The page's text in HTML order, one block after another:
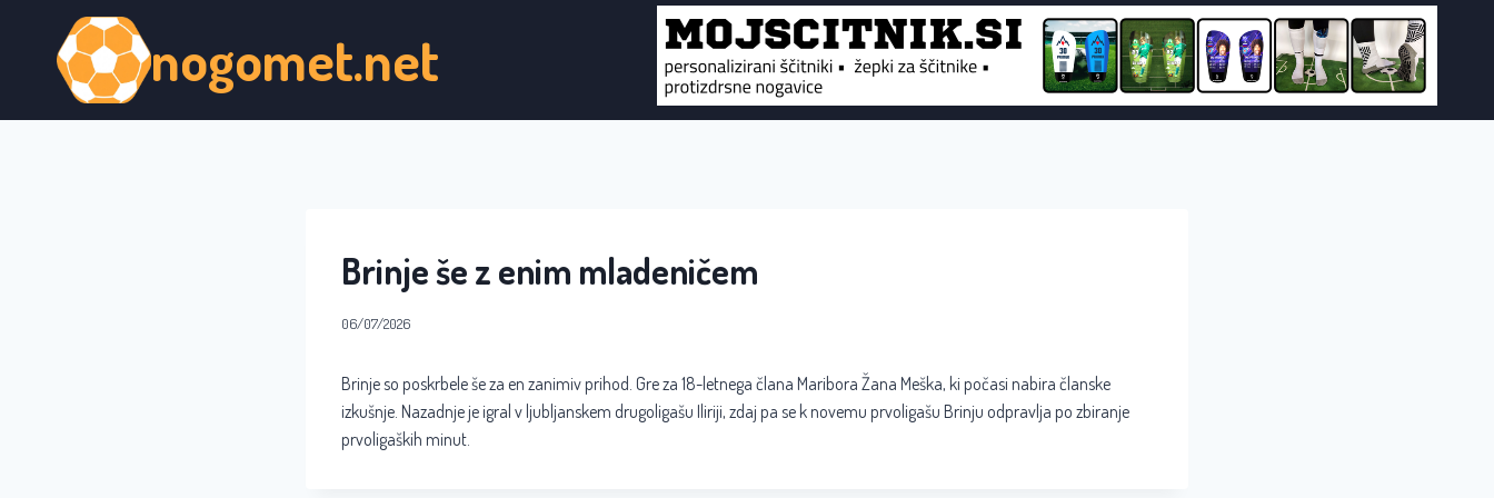
nogomet.net
Brinje še z enim mladeničem
06/07/2026
Brinje so poskrbele še za en zanimiv prihod. Gre za 18-letnega člana Maribora Žana Meška, ki počasi nabira članske
izkušnje. Nazadnje je igral v ljubljanskem drugoligašu Iliriji, zdaj pa se k novemu prvoligašu Brinju odpravlja po zbiranje
prvoligaških minut.